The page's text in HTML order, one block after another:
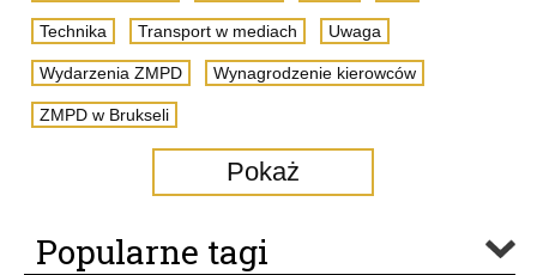
Technika Transport w mediach Uwaga
Wydarzenia ZMPD Wynagrodzenie kierowców
ZMPD w Brukseli
Pokaż
Popularne tagi